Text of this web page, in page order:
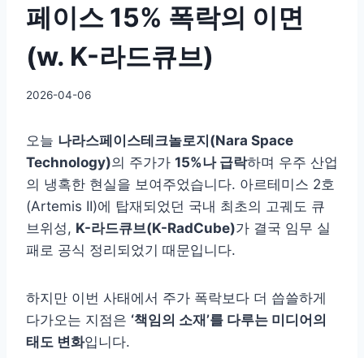
페이스 15% 폭락의 이면
(w. K-라드큐브)
By
슈
2026-04-06
오늘 나라스페이스테크놀로지(Nara Space
Technology)의 주가가 15%나 급락하며 우주 산업
의 냉혹한 현실을 보여주었습니다. 아르테미스 2호
(Artemis II)에 탑재되었던 국내 최초의 고궤도 큐
브위성, K-라드큐브(K-RadCube)가 결국 임무 실
패로 공식 정리되었기 때문입니다.
하지만 이번 사태에서 주가 폭락보다 더 씁쓸하게
다가오는 지점은 ‘책임의 소재’를 다루는 미디어의
태도 변화입니다.